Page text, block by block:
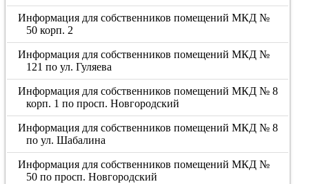
Информация для собственников помещений МКД №
50 корп. 2
Информация для собственников помещений МКД №
121 по ул. Гуляева
Информация для собственников помещений МКД № 8
корп. 1 по просп. Новгородский
Информация для собственников помещений МКД № 8
по ул. Шабалина
Информация для собственников помещений МКД №
50 по просп. Новгородский